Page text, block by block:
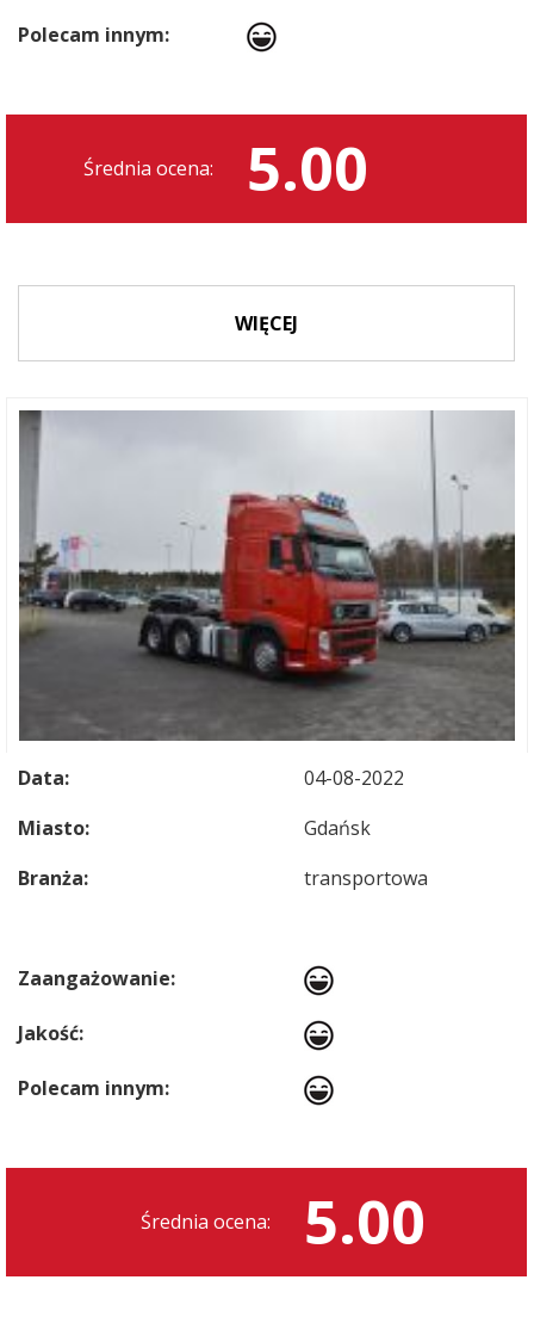
Polecam innym:
Średnia ocena: 5.00
WIĘCEJ
Data:
04-08-2022
Miasto:
Gdańsk
Branża:
transportowa
Zaangażowanie:
Jakość:
Polecam innym:
Średnia ocena: 5.00